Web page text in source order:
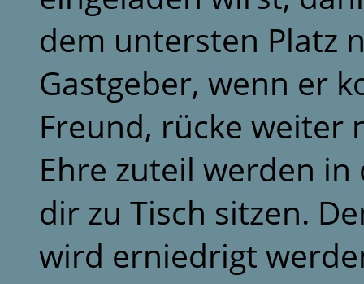
dem untersten Platz
Gastgeber, wenn er
Freund, rücke weiter
Ehre zuteil werden
dir zu Tisch sitzen.
wird erniedrigt